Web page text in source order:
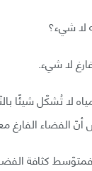
لا شيء؟
لا شيء.
لا تُشكّل شيئًا
الفضاء الفارغ
فمتوّسط ​​كثافة